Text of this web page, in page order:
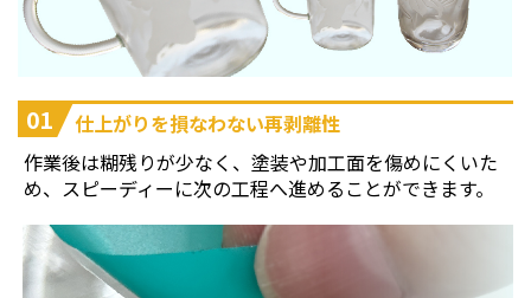
01
仕上がりを損なわない再剥離性
作業後は糊残りが少なく、塗装や加工面を傷めにくいた
め、スピーディーに次の工程へ進めることができます。